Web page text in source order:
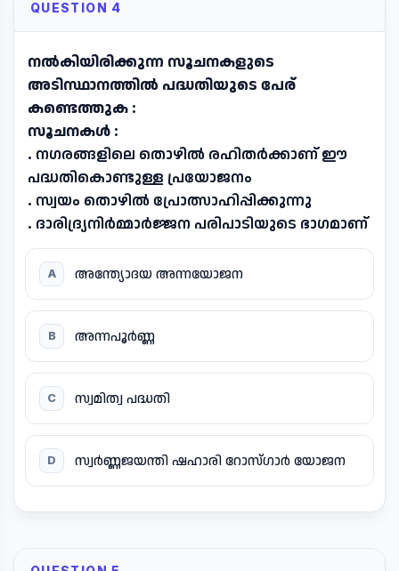
QUESTION 4
നൽകിയിരിക്കുന്ന സൂചനകളുടെ
അടിസ്ഥാനത്തിൽ പദ്ധതിയുടെ പേര്
കണ്ടെത്തുക :
സൂചനകൾ :
. നഗരങ്ങളിലെ തൊഴിൽ രഹിതർക്കാണ് ഈ
പദ്ധതികൊണ്ടുള്ള പ്രയോജനം
. സ്വയം തൊഴിൽ പ്രോത്സാഹിപ്പിക്കുന്നു
. ദാരിദ്ര്യനിർമ്മാർജ്ജന പരിപാടിയുടെ ഭാഗമാണ്
A അന്ത്യോദയ അന്നയോജന
B അന്നപൂർണ്ണ
C സ്വമിത്വ പദ്ധതി
D സ്വർണ്ണജയന്തി ഷഹാരി റോസ്ഗാർ യോജന